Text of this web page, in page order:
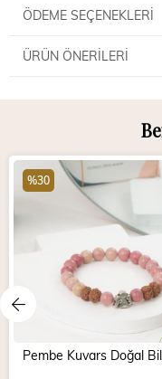
ÖDEME SEÇENEKLERI
ÜRÜN ÖNERILERI
Pembe Kuvars Doğal
%30